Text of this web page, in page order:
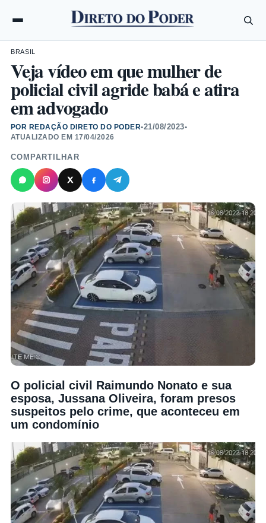
BRASIL
Veja vídeo em que mulher de
policial civil agride babá e atira
em advogado
POR REDAÇÃO DIRETO DO PODER•21/08/2023•
ATUALIZADO EM 17/04/2026
COMPARTILHAR
O policial civil Raimundo Nonato e sua
esposa, Jussana Oliveira, foram presos
suspeitos pelo crime, que aconteceu em
um condomínio